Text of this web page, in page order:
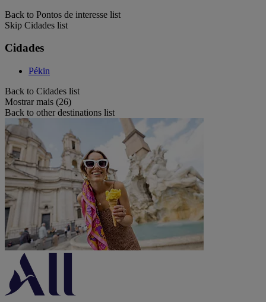
Back to Pontos de interesse list
Skip Cidades list
Cidades
Pékin
Back to Cidades list
Mostrar mais (26)
Back to other destinations list